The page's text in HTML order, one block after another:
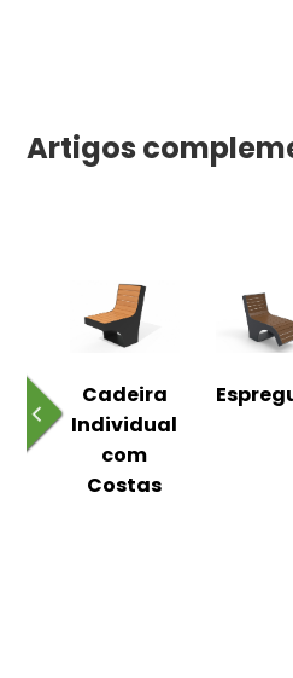
Artigos
Cadeira
Individual
com
Costas